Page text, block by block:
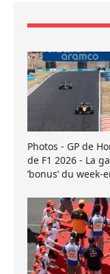
Photos - GP de
de F1 2026 - La
’bonus’ du week-